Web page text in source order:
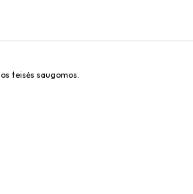
teisės saugomos.